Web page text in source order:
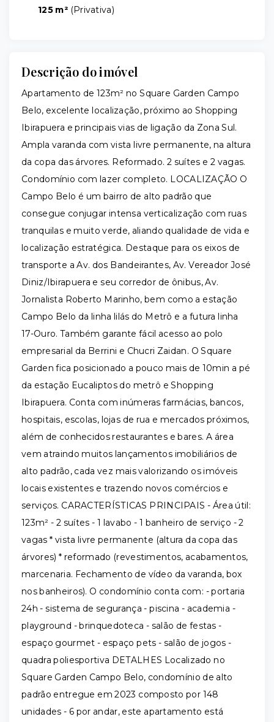
125 m² (Privativa)
Descrição do imóvel
Apartamento de 123m² no Square Garden Campo
Belo, excelente localização, próximo ao Shopping
Ibirapuera e principais vias de ligação da Zona Sul.
Ampla varanda com vista livre permanente, na altura
da copa das árvores. Reformado. 2 suítes e 2 vagas.
Condomínio com lazer completo. LOCALIZAÇÃO O
Campo Belo é um bairro de alto padrão que
consegue conjugar intensa verticalização com ruas
tranquilas e muito verde, aliando qualidade de vida e
localização estratégica. Destaque para os eixos de
transporte a Av. dos Bandeirantes, Av. Vereador José
Diniz/Ibirapuera e seu corredor de ônibus, Av.
Jornalista Roberto Marinho, bem como a estação
Campo Belo da linha lilás do Metrô e a futura linha
17-Ouro. Também garante fácil acesso ao polo
empresarial da Berrini e Chucri Zaidan. O Square
Garden fica posicionado a pouco mais de 10min a pé
da estação Eucaliptos do metrô e Shopping
Ibirapuera. Conta com inúmeras farmácias, bancos,
hospitais, escolas, lojas de rua e mercados próximos,
além de conhecidos restaurantes e bares. A área
vem atraindo muitos lançamentos imobiliários de
alto padrão, cada vez mais valorizando os imóveis
locais existentes e trazendo novos comércios e
serviços. CARACTERÍSTICAS PRINCIPAIS - Área útil:
123m² - 2 suítes - 1 lavabo - 1 banheiro de serviço - 2
vagas * vista livre permanente (altura da copa das
árvores) * reformado (revestimentos, acabamentos,
marcenaria. Fechamento de vídeo da varanda, box
nos banheiros). O condomínio conta com: - portaria
24h - sistema de segurança - piscina - academia -
playground - brinquedoteca - salão de festas -
espaço gourmet - espaço pets - salão de jogos -
quadra poliesportiva DETALHES Localizado no
Square Garden Campo Belo, condomínio de alto
padrão entregue em 2023 composto por 148
unidades - 6 por andar, este apartamento está